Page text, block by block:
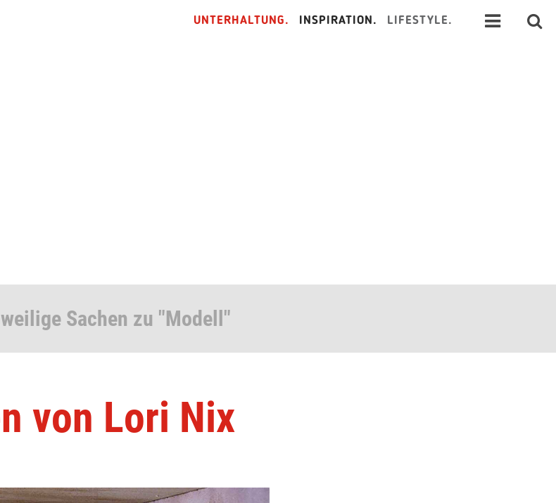
UNTERHALTUNG. INSPIRATION. LIFESTYLE.
Sachen zu "Modell"
von Lori Nix